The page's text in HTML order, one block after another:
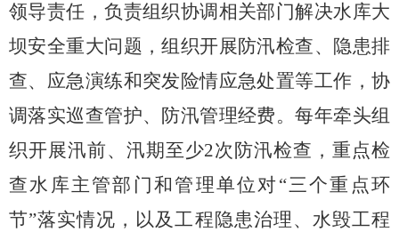
领导责任，负责组织协调相关部门解决水库大
坝安全重大问题，组织开展防汛检查、隐患排
查、应急演练和突发险情应急处置等工作，协
调落实巡查管护、防汛管理经费。每年牵头组
织开展汛前、汛期至少2次防汛检查，重点检
查水库主管部门和管理单位对“三个重点环
节”落实情况，以及工程隐患治理、水毁工程